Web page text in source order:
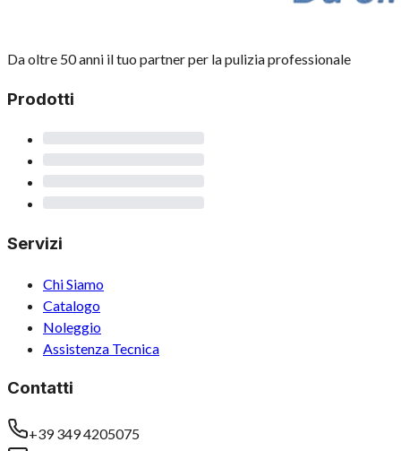
Da oltre 50 anni il tuo partner per la pulizia professionale
Prodotti
Servizi
Chi Siamo
Catalogo
Noleggio
Assistenza Tecnica
Contatti
+39 349 4205075